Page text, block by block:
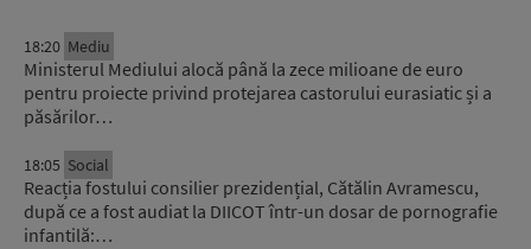
18:20 Mediu
Ministerul Mediului alocă până la zece milioane de euro
pentru proiecte privind protejarea castorului eurasiatic și a
păsărilor…
18:05 Social
Reacția fostului consilier prezidențial, Cătălin Avramescu,
după ce a fost audiat la DIICOT într-un dosar de pornografie
infantilă:…